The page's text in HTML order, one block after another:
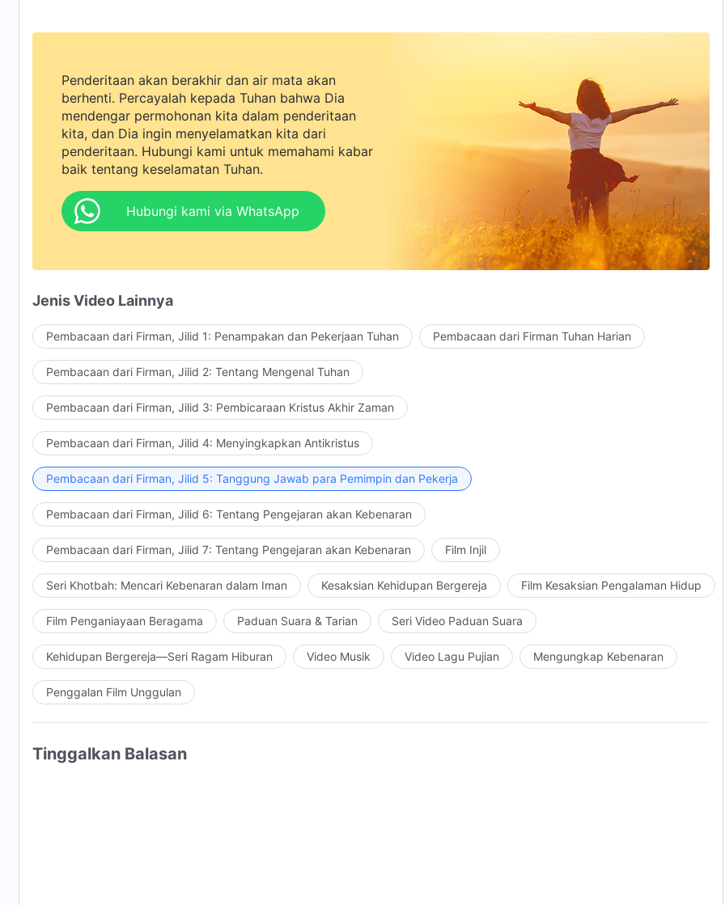
Penderitaan akan berakhir dan air mata akan
berhenti. Percayalah kepada Tuhan bahwa Dia
mendengar permohonan kita dalam penderitaan
kita, dan Dia ingin menyelamatkan kita dari
penderitaan. Hubungi kami untuk memahami kabar
baik tentang keselamatan Tuhan.
Hubungi kami via WhatsApp
Jenis Video Lainnya
Pembacaan dari Firman, Jilid 1: Penampakan dan Pekerjaan Tuhan Pembacaan dari Firman Tuhan Harian
Pembacaan dari Firman, Jilid 2: Tentang Mengenal Tuhan
Pembacaan dari Firman, Jilid 3: Pembicaraan Kristus Akhir Zaman
Pembacaan dari Firman, Jilid 4: Menyingkapkan Antikristus
Pembacaan dari Firman, Jilid 5: Tanggung Jawab para Pemimpin dan Pekerja
Pembacaan dari Firman, Jilid 6: Tentang Pengejaran akan Kebenaran
Pembacaan dari Firman, Jilid 7: Tentang Pengejaran akan Kebenaran Film Injil
Seri Khotbah: Mencari Kebenaran dalam Iman Kesaksian Kehidupan Bergereja Film Kesaksian Pengalaman Hidup
Film Penganiayaan Beragama Paduan Suara & Tarian Seri Video Paduan Suara
Kehidupan Bergereja—Seri Ragam Hiburan Video Musik Video Lagu Pujian Mengungkap Kebenaran
Penggalan Film Unggulan
Tinggalkan Balasan